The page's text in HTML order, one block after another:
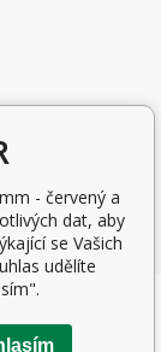
- červený a
dat, aby
se Vašich
udělíte